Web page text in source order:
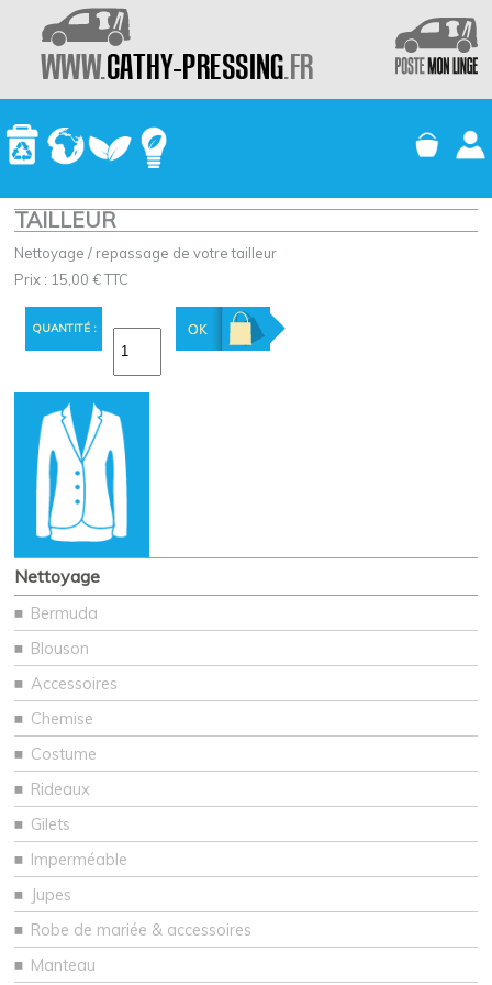
TAILLEUR
Nettoyage / repassage de votre tailleur
Prix : 15,00 € TTC
QUANTITÉ :
Nettoyage
Bermuda
Blouson
Accessoires
Chemise
Costume
Rideaux
Gilets
Imperméable
Jupes
Robe de mariée & accessoires
Manteau